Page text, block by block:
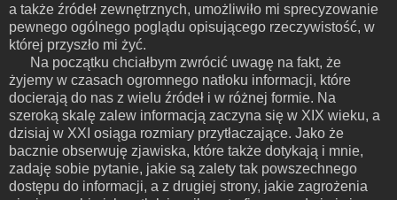
a także źródeł zewnętrznych, umożliwiło mi sprecyzowanie
pewnego ogólnego poglądu opisującego rzeczywistość, w
której przyszło mi żyć.
Na początku chciałbym zwrócić uwagę na fakt, że
żyjemy w czasach ogromnego natłoku informacji, które
docierają do nas z wielu źródeł i w różnej formie. Na
szeroką skalę zalew informacją zaczyna się w XIX wieku, a
dzisiaj w XXI osiąga rozmiary przytłaczające. Jako że
bacznie obserwuję zjawiska, które także dotykają i mnie,
zadaję sobie pytanie, jakie są zalety tak powszechnego
dostępu do informacji, a z drugiej strony, jakie zagrożenia